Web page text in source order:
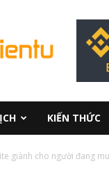
KIẾN THỨC
giành cho người đang